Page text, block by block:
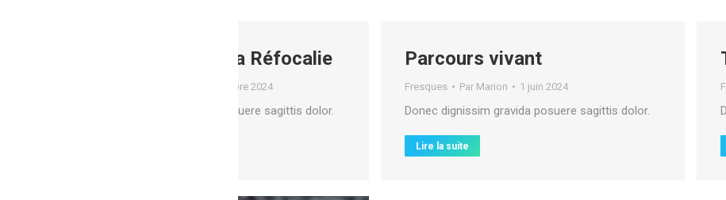
Les insectes de la Réfocalie
1 octobre 2024
Donec dignissim gravida posuere sagittis dolor.
Parcours vivant
Fresques Par Marion 1 juin 2024
Donec dignissim gravida posuere sagittis dolor.
Lire la suite